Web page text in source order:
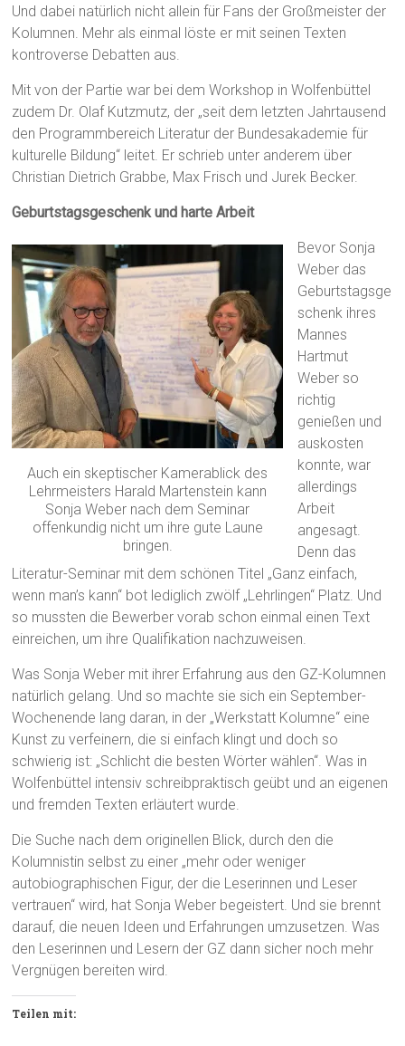
Und dabei natürlich nicht allein für Fans der Großmeister der
Kolumnen. Mehr als einmal löste er mit seinen Texten
kontroverse Debatten aus.
Mit von der Partie war bei dem Workshop in Wolfenbüttel
zudem Dr. Olaf Kutzmutz, der „seit dem letzten Jahrtausend
den Programmbereich Literatur der Bundesakademie für
kulturelle Bildung“ leitet. Er schrieb unter anderem über
Christian Dietrich Grabbe, Max Frisch und Jurek Becker.
Geburtstagsgeschenk und harte Arbeit
Auch ein skeptischer Kamerablick des
Lehrmeisters Harald Martenstein kann
Sonja Weber nach dem Seminar
offenkundig nicht um ihre gute Laune
bringen.
Bevor Sonja
Weber das
Geburtstagsge
schenk ihres
Mannes
Hartmut
Weber so
richtig
genießen und
auskosten
konnte, war
allerdings
Arbeit
angesagt.
Denn das
Literatur-Seminar mit dem schönen Titel „Ganz einfach,
wenn man’s kann“ bot lediglich zwölf „Lehrlingen“ Platz. Und
so mussten die Bewerber vorab schon einmal einen Text
einreichen, um ihre Qualifikation nachzuweisen.
Was Sonja Weber mit ihrer Erfahrung aus den GZ-Kolumnen
natürlich gelang. Und so machte sie sich ein September-
Wochenende lang daran, in der „Werkstatt Kolumne“ eine
Kunst zu verfeinern, die si einfach klingt und doch so
schwierig ist: „Schlicht die besten Wörter wählen“. Was in
Wolfenbüttel intensiv schreibpraktisch geübt und an eigenen
und fremden Texten erläutert wurde.
Die Suche nach dem originellen Blick, durch den die
Kolumnistin selbst zu einer „mehr oder weniger
autobiographischen Figur, der die Leserinnen und Leser
vertrauen“ wird, hat Sonja Weber begeistert. Und sie brennt
darauf, die neuen Ideen und Erfahrungen umzusetzen. Was
den Leserinnen und Lesern der GZ dann sicher noch mehr
Vergnügen bereiten wird.
Teilen mit: